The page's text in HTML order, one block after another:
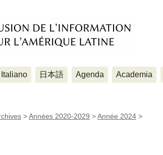
Italiano 日本語 Agenda Academia
>Années 2020-2029 >Année 2024 >